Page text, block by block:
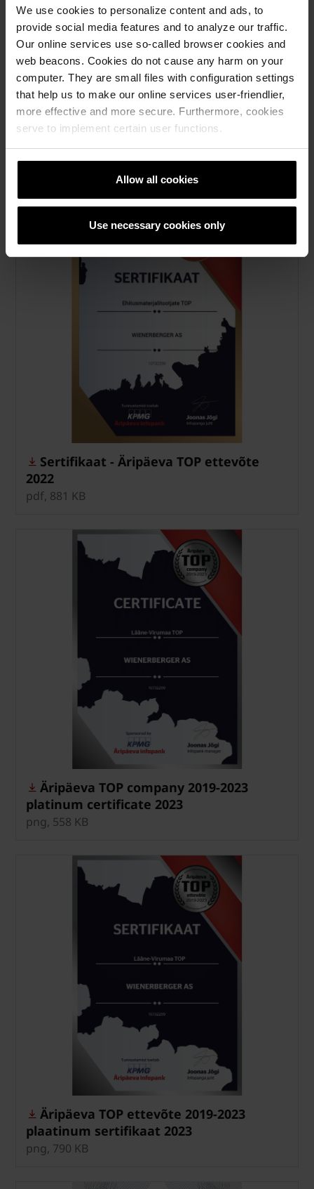
We use cookies to personalize content and ads, to
provide social media features and to analyze our traffic.
Our online services use so-called browser cookies and
web beacons. Cookies do not cause any harm on your
computer. They are small files with configuration settings
that help us to make our online services user-friendlier,
more effective and more secure. Furthermore, cookies
serve to implement certain user functions.
Allow all cookies
Use necessary cookies only
Sertificate - Äripäeva TOP ettevõte
2022
Sertifikaat - Äripäeva TOP ettevõte
2022
pdf, 881 KB
Äripäeva TOP company 2019-2023
platinum certificate 2023
png, 558 KB
Äripäeva TOP ettevõte 2019-2023
plaatinum sertifikaat 2023
png, 790 KB